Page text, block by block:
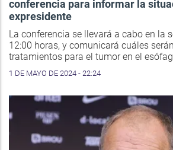
conferencia para informar la
expresidente
La conferencia se llevará a cabo en la
12:00 horas, y comunicará cuáles
tratamientos para el tumor en el
1 DE MAYO DE 2024 - 22:24